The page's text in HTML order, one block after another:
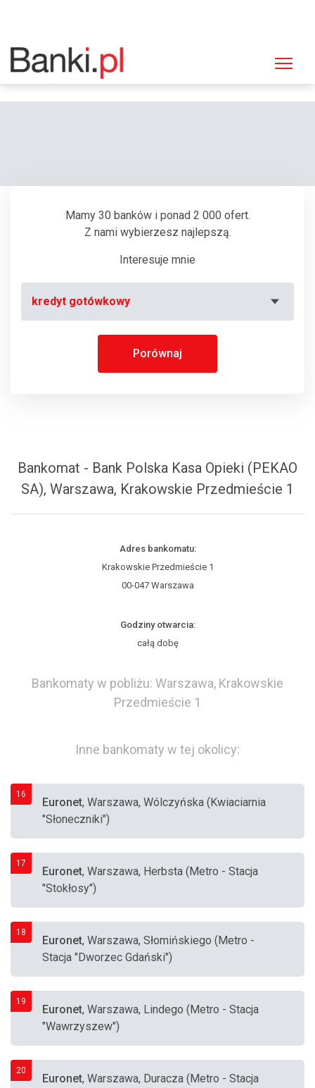
Strona główna
Bankomat Bank Polska Kasa Opieki (PEKAO SA), Warszawa, Krakowskie
Mamy 30 banków i ponad 2 000 ofert.
Z nami wybierzesz najlepszą.
Interesuje mnie
kredyt gotówkowy
Porównaj
Bankomat - Bank Polska Kasa Opieki (PEKAO
SA), Warszawa, Krakowskie Przedmieście 1
Adres bankomatu:
Krakowskie Przedmieście 1
00-047 Warszawa
Godziny otwarcia:
całą dobę
Bankomaty w pobliżu: Warszawa, Krakowskie
Przedmieście 1
Inne bankomaty w tej okolicy:
16
Euronet, Warszawa, Wólczyńska (Kwiaciarnia
"Słoneczniki")
17
Euronet, Warszawa, Herbsta (Metro - Stacja
"Stokłosy")
18
Euronet, Warszawa, Słomińskiego (Metro -
Stacja "Dworzec Gdański")
19
Euronet, Warszawa, Lindego (Metro - Stacja
"Wawrzyszew")
20
Euronet, Warszawa, Duracza (Metro - Stacja